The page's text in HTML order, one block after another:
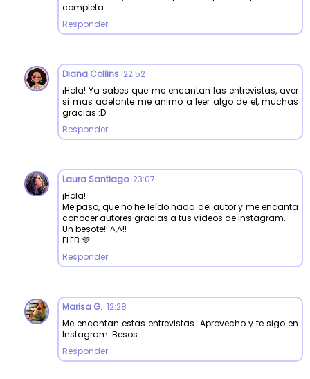
completa.
Responder
Diana Collins 22:52
¡Hola! Ya sabes que me encantan las entrevistas, aver
si mas adelante me animo a leer algo de el, muchas
gracias :D
Responder
Laura Santiago 23:07
¡Hola!
Me paso, que no he leído nada del autor y me encanta
conocer autores gracias a tus vídeos de instagram.
Un besote!! ^,^!!
ELEB 💜
Responder
Marisa G. 12:28
Me encantan estas entrevistas. Aprovecho y te sigo en
Instagram. Besos
Responder